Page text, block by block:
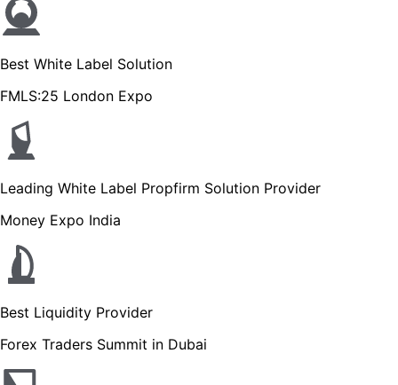
Best White Label Solution
FMLS:25 London Expo
Leading White Label Propfirm Solution Provider
Money Expo India
Best Liquidity Provider
Forex Traders Summit in Dubai